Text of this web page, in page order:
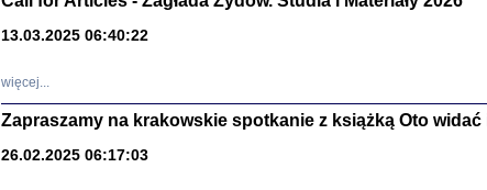
TYLEŚMY
Dziennik
13.03.2025 06:40:22
więcej...
Zapraszamy na krakowskie spotkanie z książką Oto widać
26.02.2025 06:17:03